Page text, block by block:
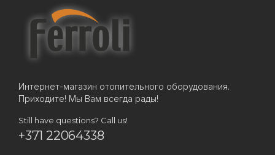
Интернет-магазин отопительного оборудования.
Приходите! Мы Вам всегда рады!
Still have questions? Call us!
+371 22064338